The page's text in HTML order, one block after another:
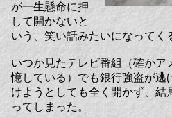
が一生懸命に押
して開かないと
いう、笑い話みたいになってく
いつか見たテレビ番組（確かア
憶している）でも銀行強盗が逃
けようとしても全く開かず、結
ってしまった。